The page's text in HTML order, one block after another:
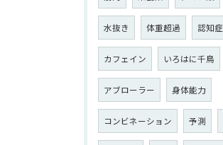
水抜き 体重超過 認知症
カフェイン いろはに千鳥
アブローラー 身体能力
コンビネーション 予測